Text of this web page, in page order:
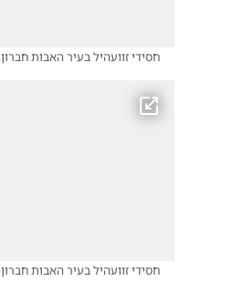
חסידי זוועהיל בעיר האבות חברון
חסידי זוועהיל בעיר האבות חברון